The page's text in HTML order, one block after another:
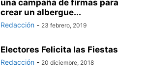
una campaña de firmas para
crear un albergue...
Redacción - 23 febrero, 2019
Electores Felicita las Fiestas
Redacción - 20 diciembre, 2018